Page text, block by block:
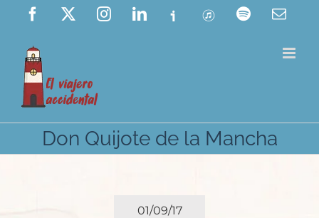
Saltar
contenido
Facebook InstagramLinkedIn
Ivoox ITunes Spotify
Don Quijote de la Mancha
01/09/17